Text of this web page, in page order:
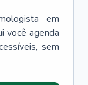
em
você agenda
sem